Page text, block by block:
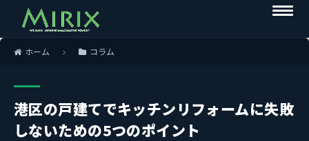
ホーム コラム
港区の戸建てでキッチンリフォームに失敗
しないための5つのポイント